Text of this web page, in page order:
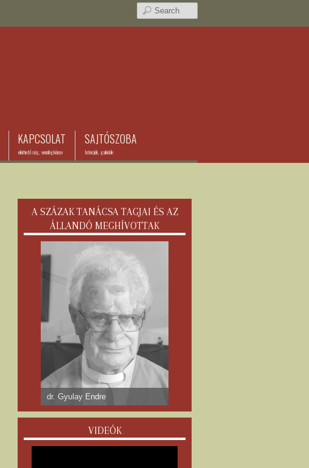
KAPCSOLAT
elérhetőség, vendégkönyv
SAJTÓSZOBA
Interjúk, galériák
A SZÁZAK TANÁCSA TAGJAI ÉS AZ
ÁLLANDÓ MEGHÍVOTTAK
dr. Gyulay Endre
VIDEÓK